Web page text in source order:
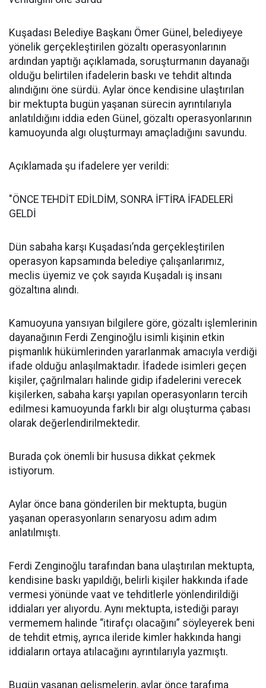
Kuşadası Belediye Başkanı Ömer Günel, belediyeye
yönelik gerçekleştirilen gözaltı operasyonlarının
ardından yaptığı açıklamada, soruşturmanın dayanağı
olduğu belirtilen ifadelerin baskı ve tehdit altında
alındığını öne sürdü. Aylar önce kendisine ulaştırılan
bir mektupta bugün yaşanan sürecin ayrıntılarıyla
anlatıldığını iddia eden Günel, gözaltı operasyonlarının
kamuoyunda algı oluşturmayı amaçladığını savundu.
Açıklamada şu ifadelere yer verildi:
"ÖNCE TEHDİT EDİLDİM, SONRA İFTİRA İFADELERİ
GELDİ
Dün sabaha karşı Kuşadası’nda gerçekleştirilen
operasyon kapsamında belediye çalışanlarımız,
meclis üyemiz ve çok sayıda Kuşadalı iş insanı
gözaltına alındı.
Kamuoyuna yansıyan bilgilere göre, gözaltı işlemlerinin
dayanağının Ferdi Zenginoğlu isimli kişinin etkin
pişmanlık hükümlerinden yararlanmak amacıyla verdiği
ifade olduğu anlaşılmaktadır. İfadede isimleri geçen
kişiler, çağrılmaları halinde gidip ifadelerini verecek
kişilerken, sabaha karşı yapılan operasyonların tercih
edilmesi kamuoyunda farklı bir algı oluşturma çabası
olarak değerlendirilmektedir.
Burada çok önemli bir hususa dikkat çekmek
istiyorum.
Aylar önce bana gönderilen bir mektupta, bugün
yaşanan operasyonların senaryosu adım adım
anlatılmıştı.
Ferdi Zenginoğlu tarafından bana ulaştırılan mektupta,
kendisine baskı yapıldığı, belirli kişiler hakkında ifade
vermesi yönünde vaat ve tehditlerle yönlendirildiği
iddiaları yer alıyordu. Aynı mektupta, istediği parayı
vermemem halinde “itirafçı olacağını” söyleyerek beni
de tehdit etmiş, ayrıca ileride kimler hakkında hangi
iddiaların ortaya atılacağını ayrıntılarıyla yazmıştı.
Bugün yaşanan gelişmelerin, aylar önce tarafıma